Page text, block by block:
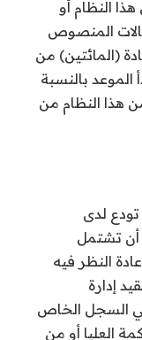
النظام أو
المنصوص
(المائتين) من
الموعد بالنسبة
من هذا النظام من
تودع لدى
أن تشتمل
النظر فيه
إدارة
السجل الخاص
العليا أو من